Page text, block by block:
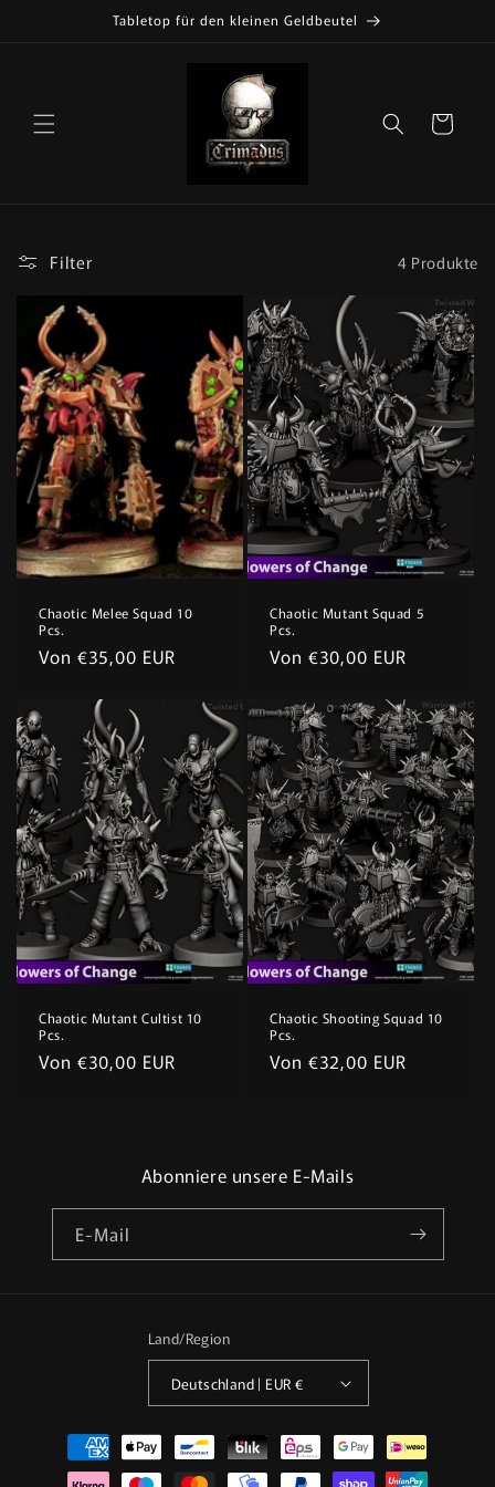
Tabletop für den kleinen Geldbeutel
Warenkorb
Filter 4 Produkte
Chaotic Melee Squad 10
Pcs.
Normaler
Von €35,00 EUR
Chaotic Mutant Squad 5
Pcs.
Normaler
Von €30,00 EUR
Chaotic Mutant Cultist 10
Pcs.
Normaler
Von €30,00 EUR
Chaotic Shooting Squad 10
Pcs.
Normaler
Von €32,00 EUR
Abonniere unsere E-Mails
E-Mail
Land/Region
Deutschland | EUR €
Zahlungsmethoden